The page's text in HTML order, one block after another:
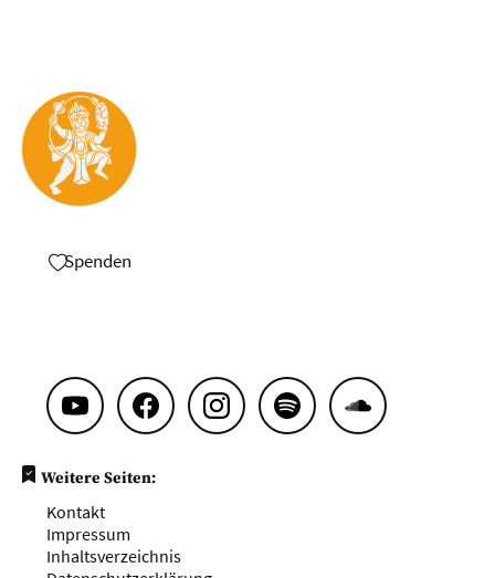
Spenden
Weitere Seiten:
Kontakt
Impressum
Inhaltsverzeichnis